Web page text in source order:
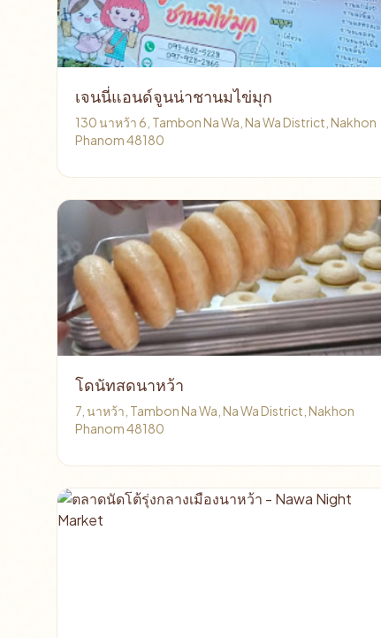
เจนนี่แอนด์จูนน่าชานมไข่มุก
130 นาหว้า 6, Tambon Na Wa, Na Wa District, Nakhon
Phanom 48180
โดนัทสดนาหว้า
7, นาหว้า, Tambon Na Wa, Na Wa District, Nakhon
Phanom 48180